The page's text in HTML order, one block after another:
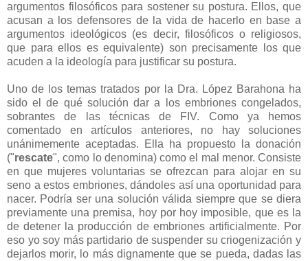
argumentos filosóficos para sostener su postura. Ellos, que
acusan a los defensores de la vida de hacerlo en base a
argumentos ideológicos (es decir, filosóficos o religiosos,
que para ellos es equivalente) son precisamente los que
acuden a la ideología para justificar su postura.
Uno de los temas tratados por la Dra. López Barahona ha
sido el de qué solución dar a los embriones congelados,
sobrantes de las técnicas de FIV. Como ya hemos
comentado en artículos anteriores, no hay soluciones
unánimemente aceptadas. Ella ha propuesto la donación
("rescate", como lo denomina) como el mal menor. Consiste
en que mujeres voluntarias se ofrezcan para alojar en su
seno a estos embriones, dándoles así una oportunidad para
nacer. Podría ser una solución válida siempre que se diera
previamente una premisa, hoy por hoy imposible, que es la
de detener la producción de embriones artificialmente. Por
eso yo soy más partidario de suspender su criogenización y
dejarlos morir, lo más dignamente que se pueda, dadas las